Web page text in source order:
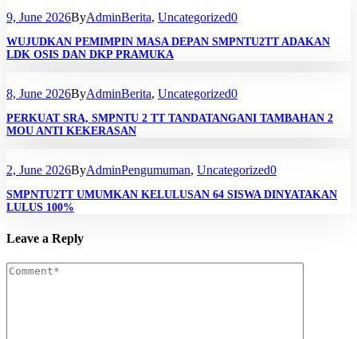
9, June 2026ByAdminBerita, Uncategorized0
WUJUDKAN PEMIMPIN MASA DEPAN SMPNTU2TT ADAKAN
LDK OSIS DAN DKP PRAMUKA
8, June 2026ByAdminBerita, Uncategorized0
PERKUAT SRA, SMPNTU 2 TT TANDATANGANI TAMBAHAN 2
MOU ANTI KEKERASAN
2, June 2026ByAdminPengumuman, Uncategorized0
SMPNTU2TT UMUMKAN KELULUSAN 64 SISWA DINYATAKAN
LULUS 100%
Leave a Reply